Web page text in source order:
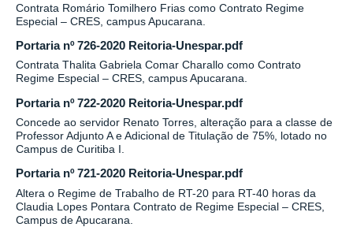
Contrata Romário Tomilhero Frias como Contrato Regime
Especial – CRES, campus Apucarana.
Portaria nº 726-2020 Reitoria-Unespar.pdf
Contrata Thalita Gabriela Comar Charallo como Contrato
Regime Especial – CRES, campus Apucarana.
Portaria nº 722-2020 Reitoria-Unespar.pdf
Concede ao servidor Renato Torres, alteração para a classe de
Professor Adjunto A e Adicional de Titulação de 75%, lotado no
Campus de Curitiba I.
Portaria nº 721-2020 Reitoria-Unespar.pdf
Altera o Regime de Trabalho de RT-20 para RT-40 horas da
Claudia Lopes Pontara Contrato de Regime Especial – CRES,
Campus de Apucarana.